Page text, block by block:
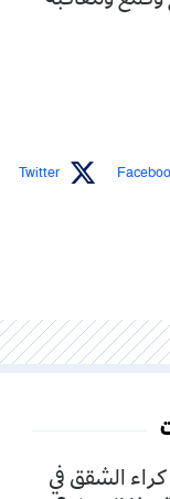
Twitter
الشقق في